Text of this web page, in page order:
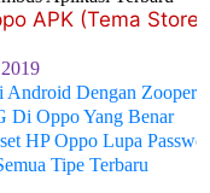
APK (Tema
Android Dengan Zooper
Di Oppo Yang Benar
HP Oppo Lupa
Tipe Terbaru